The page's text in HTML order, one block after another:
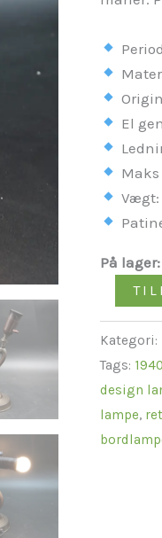
El
Maks
Vægt:
På lager:
antal
Kategori:
Tags:
design
lampe,